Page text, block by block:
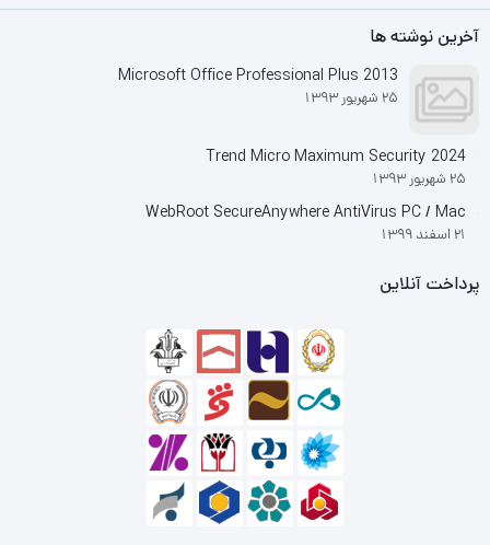
آخرین نوشته ها
Microsoft Office Professional Plus 2013
25 شهریور 1393
Trend Micro Maximum Security 2024
25 شهریور 1393
WebRoot SecureAnywhere AntiVirus PC / Mac
21 اسفند 1399
پرداخت آنلاین